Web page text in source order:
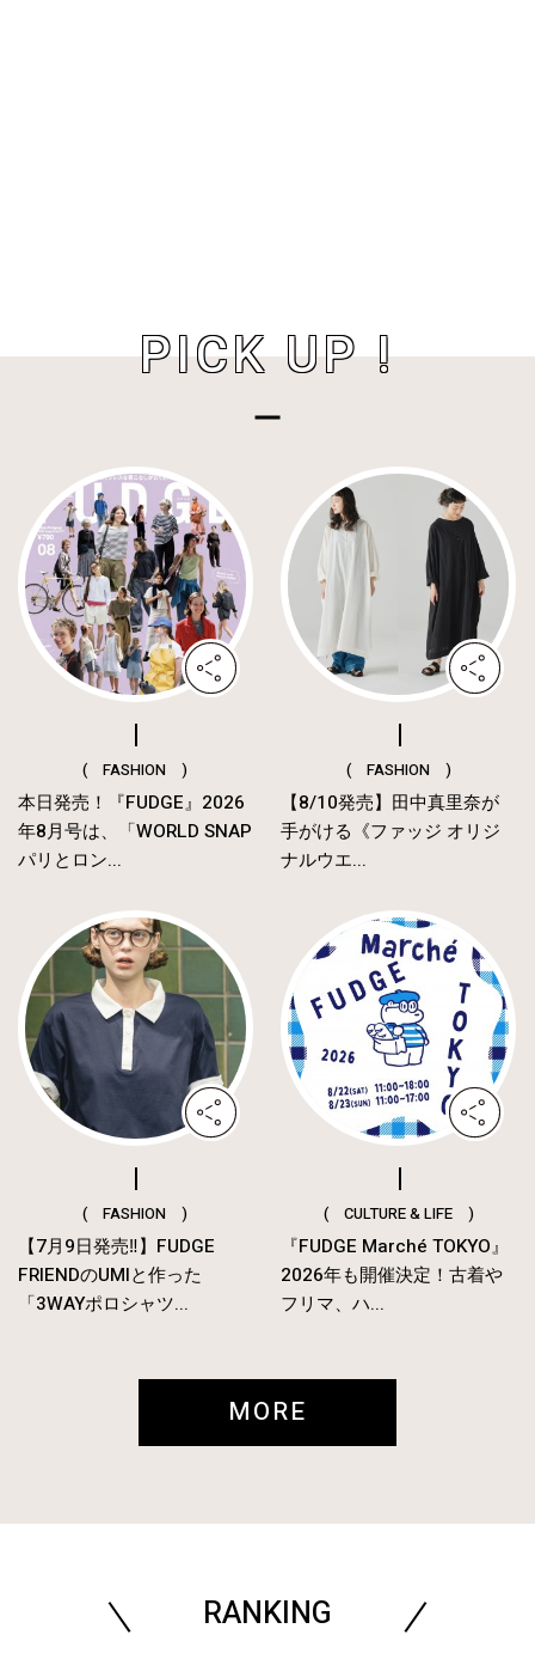
PICK UP !
( FASHION )
本日発売！『FUDGE』2026
年8月号は、「WORLD SNAP
パリとロン...
( FASHION )
【8/10発売】田中真里奈が
手がける《ファッジ オリジ
ナルウエ...
( FASHION )
【7月9日発売‼︎】FUDGE
FRIENDのUMIと作った
「3WAYポロシャツ...
( CULTURE & LIFE )
『FUDGE Marché TOKYO』
2026年も開催決定！古着や
フリマ、ハ...
MORE
RANKING